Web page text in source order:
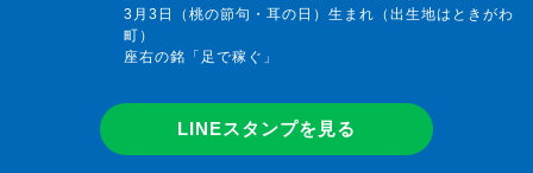
3月3日（桃の節句・耳の日）生まれ（出生地はときがわ
町）
座右の銘「足で稼ぐ」
LINEスタンプを見る